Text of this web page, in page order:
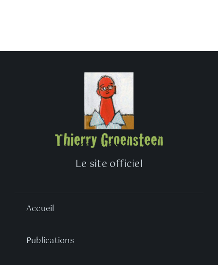
Le site officiel
Accueil
Publications